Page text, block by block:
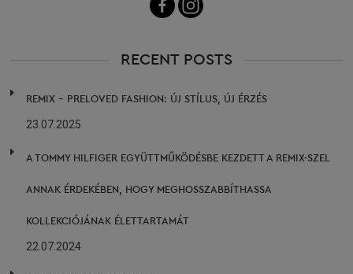
RECENT POSTS
REMIX – PRELOVED FASHION: ÚJ STÍLUS, ÚJ ÉRZÉS
23.07.2025
A TOMMY HILFIGER EGYÜTTMŰKÖDÉSBE KEZDETT A REMIX-SZEL
ANNAK ÉRDEKÉBEN, HOGY MEGHOSSZABBÍTHASSA
KOLLEKCIÓJÁNAK ÉLETTARTAMÁT
22.07.2024